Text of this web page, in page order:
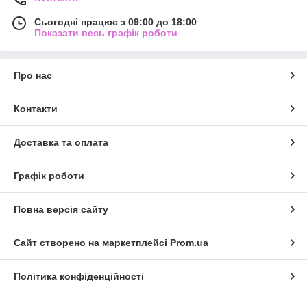
Сьогодні працює з 09:00 до 18:00
Показати весь графік роботи
Про нас
Контакти
Доставка та оплата
Графік роботи
Повна версія сайту
Сайт створено на маркетплейсі Prom.ua
Політика конфіденційності